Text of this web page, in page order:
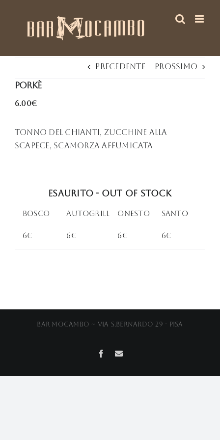
Precedente Prossimo
PORkè
6.00€
Tonno del Chianti, zucchine alla
scapece, scamorza affumicata
Esaurito - Out of stock
BOSCO
6€
Autogrill
6€
oNESTO
6€
Santo
6€
Bar Mocambo ~ Via S.Bernardo 29 - Pisa
Facebook
Email